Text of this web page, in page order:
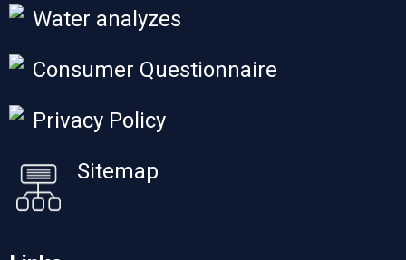
Water analyzes
Consumer Questionnaire
Privacy Policy
Sitemap